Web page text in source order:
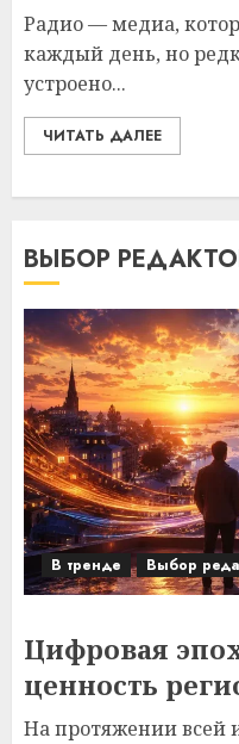
Радио — медиа,
каждый день, но
устроено...
ЧИТАТЬ ДАЛЕЕ
ВЫБОР
В тренде Выбор
Цифровая
ценность
На протяжении всей